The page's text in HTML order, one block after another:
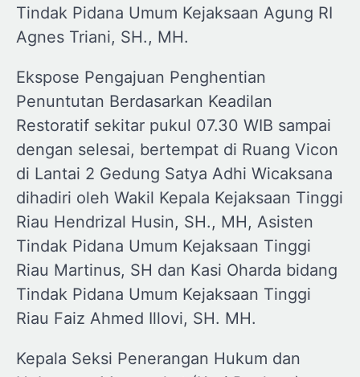
Tindak Pidana Umum Kejaksaan Agung RI
Agnes Triani, SH., MH.
Ekspose Pengajuan Penghentian
Penuntutan Berdasarkan Keadilan
Restoratif sekitar pukul 07.30 WIB sampai
dengan selesai, bertempat di Ruang Vicon
di Lantai 2 Gedung Satya Adhi Wicaksana
dihadiri oleh Wakil Kepala Kejaksaan Tinggi
Riau Hendrizal Husin, SH., MH, Asisten
Tindak Pidana Umum Kejaksaan Tinggi
Riau Martinus, SH dan Kasi Oharda bidang
Tindak Pidana Umum Kejaksaan Tinggi
Riau Faiz Ahmed Illovi, SH. MH.
Kepala Seksi Penerangan Hukum dan